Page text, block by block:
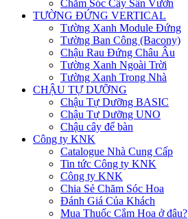
Chăm Sóc Cây Sân Vườn
TƯỜNG ĐỨNG VERTICAL
Tường Xanh Module Đứng
Tường Ban Công (Bacony)
Chậu Rau Đứng Châu Âu
Tường Xanh Ngoài Trời
Tường Xanh Trong Nhà
CHẬU TỰ DƯỠNG
Chậu Tự Dưỡng BASIC
Chậu Tự Dưỡng UNO
Chậu cây để bàn
Công ty KNK
Catalogue Nhà Cung Cấp
Tin tức Công ty KNK
Công ty KNK
Chia Sẻ Chăm Sóc Hoa
Đánh Giá Của Khách
Mua Thuốc Cắm Hoa ở đâu?